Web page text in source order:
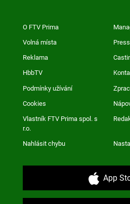
O FTV Prima
Volná místa Press
Reklama
HbbTV
Podmínky užívání
Cookies
Vlastník FTV Prima spol. s
r.o.
Nahlásit chybu
App